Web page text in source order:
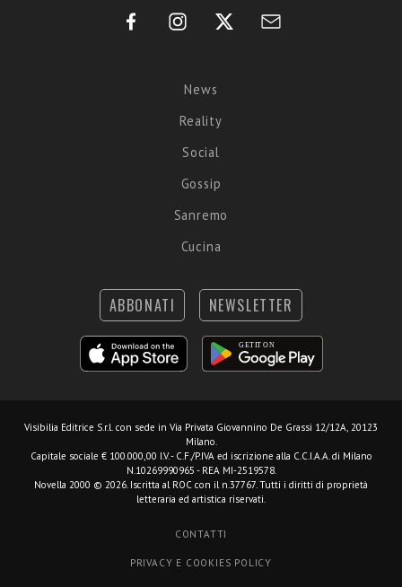
News
Reality
Social
Gossip
Sanremo
Cucina
ABBONATI NEWSLETTER
Visibilia Editrice S.r.l. con sede in Via Privata Giovannino De Grassi 12/12A, 20123
Milano.
Capitale sociale € 100.000,00 I.V. - C.F./P.IVA ed iscrizione alla C.C.I.A.A. di Milano
N.10269990965 - REA MI-2519578.
Novella 2000 © 2026. Iscritta al ROC con il n.37767. Tutti i diritti di proprietà
letteraria ed artistica riservati.
CONTATTI
PRIVACY E COOKIES POLICY